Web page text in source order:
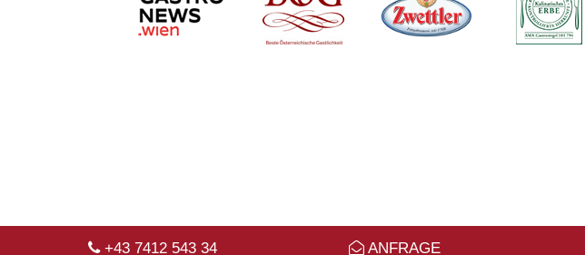
+43 7412 543 34 ANFRAGE